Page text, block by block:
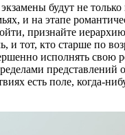
будут не
и на этапе
признайте
и тот, кто старше по
исполнять свою
представлений
есть поле, когда-